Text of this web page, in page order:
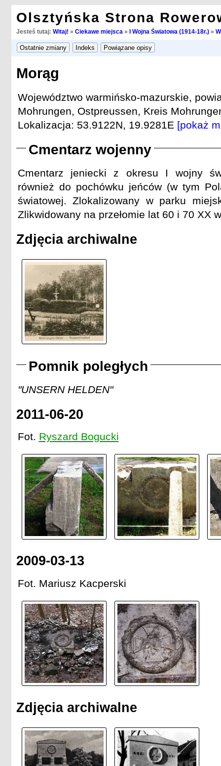
Olsztyńska Strona
Jesteś tutaj: Witaj! » Ciekawe miejsca » I Wojna Światowa (1914-18r.)»
Morąg
Województwo warmińsko-mazurskie,
Mohrungen, Ostpreussen, Kreis
Lokalizacja: 53.9122N, 19.9281E [pokaż
Cmentarz wojenny
Cmentarz jeniecki z okresu I wojny
również do pochówku jeńców (w tym
światowej. Zlokalizowany w parku
Zlikwidowany na przełomie lat 60 i 70 XX
Zdjęcia archiwalne
Pomnik poległych
"UNSERN HELDEN"
2011-06-20
Fot. Ryszard Bogucki
2009-03-13
Fot. Mariusz Kacperski
Zdjęcia archiwalne